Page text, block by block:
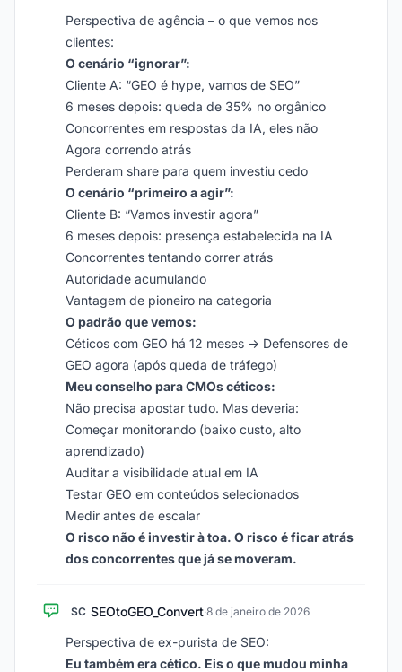
Perspectiva de agência – o que vemos nos
clientes:
O cenário “ignorar”:
Cliente A: “GEO é hype, vamos de SEO”
6 meses depois: queda de 35% no orgânico
Concorrentes em respostas da IA, eles não
Agora correndo atrás
Perderam share para quem investiu cedo
O cenário “primeiro a agir”:
Cliente B: “Vamos investir agora”
6 meses depois: presença estabelecida na IA
Concorrentes tentando correr atrás
Autoridade acumulando
Vantagem de pioneiro na categoria
O padrão que vemos:
Céticos com GEO há 12 meses → Defensores de
GEO agora (após queda de tráfego)
Meu conselho para CMOs céticos:
Não precisa apostar tudo. Mas deveria:
Começar monitorando (baixo custo, alto
aprendizado)
Auditar a visibilidade atual em IA
Testar GEO em conteúdos selecionados
Medir antes de escalar
O risco não é investir à toa. O risco é ficar atrás
dos concorrentes que já se moveram.
SC SEOtoGEO_Convert·8 de janeiro de 2026
Perspectiva de ex-purista de SEO:
Eu também era cético. Eis o que mudou minha